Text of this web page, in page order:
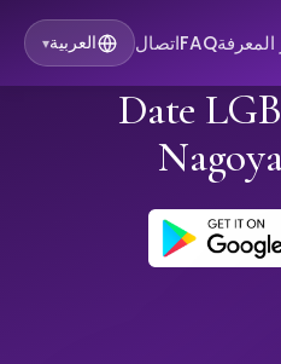
FAQاتصال العربية▾
Date